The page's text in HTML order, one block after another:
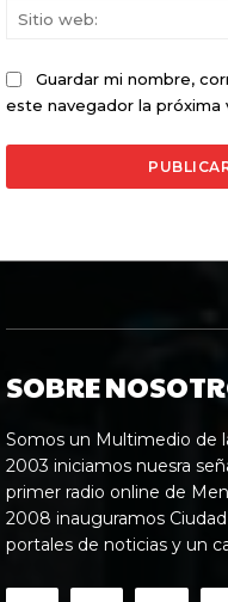
Guardar mi nombre,
este navegador la
SOBRE
Somos un Multimedio de
2003 iniciamos nuesra
primer radio online de
2008 inauguramos
portales de noticias y un